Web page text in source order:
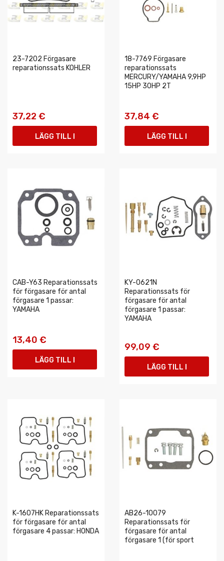
23-7202 Förgasare
reparationssats KOHLER
37,22 €
LÄGG TILL I
18-7769 Förgasare
reparationssats
MERCURY/YAMAHA 9,9HP
15HP 30HP 2T
37,84 €
LÄGG TILL I
CAB-Y63 Reparationssats
för förgasare för antal
förgasare 1 passar:
YAMAHA
13,40 €
LÄGG TILL I
KY-0621N
Reparationssats för
förgasare för antal
förgasare 1 passar:
YAMAHA
99,09 €
LÄGG TILL I
K-1607HK Reparationssats
för förgasare för antal
förgasare 4 passar: HONDA
AB26-10079
Reparationssats för
förgasare för antal
förgasare 1 (för sport